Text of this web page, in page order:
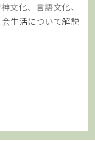
文化、言語文化、
生活について解説